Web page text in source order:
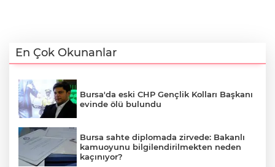
En Çok Okunanlar
Bursa'da eski CHP Gençlik Kolları Başkanı
evinde ölü bulundu
Bursa sahte diplomada zirvede: Bakanlı
kamuoyunu bilgilendirilmekten neden
kaçınıyor?